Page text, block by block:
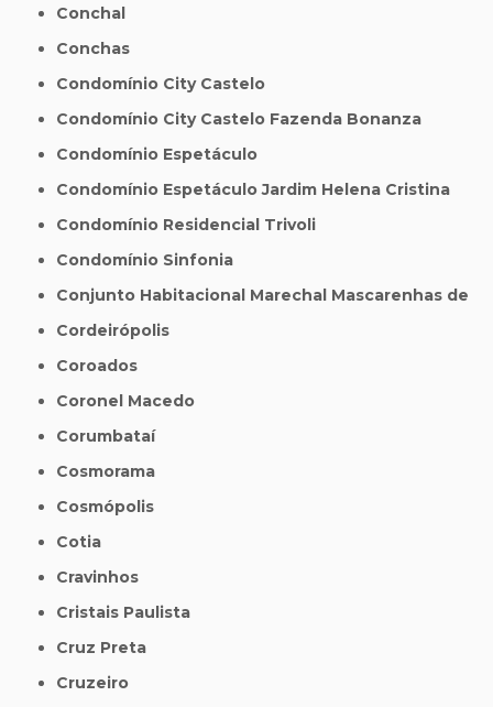
Conchal
Conchas
Condomínio City Castelo
Condomínio City Castelo Fazenda Bonanza
Condomínio Espetáculo
Condomínio Espetáculo Jardim Helena Cristina
Condomínio Residencial Trivoli
Condomínio Sinfonia
Conjunto Habitacional Marechal Mascarenhas de
Cordeirópolis
Coroados
Coronel Macedo
Corumbataí
Cosmorama
Cosmópolis
Cotia
Cravinhos
Cristais Paulista
Cruz Preta
Cruzeiro